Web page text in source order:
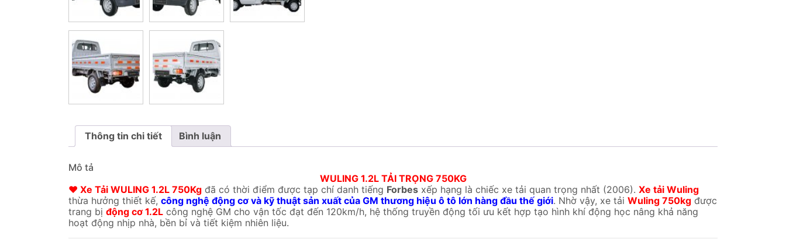
Thông tin chi tiết Bình luận
Mô tả
WULING 1.2L TẢI TRỌNG 750KG
♥ Xe Tải WULING 1.2L 750Kg đã có thời điểm được tạp chí danh tiếng Forbes xếp hạng là chiếc xe tải quan trọng nhất (2006). Xe tải Wuling
thừa hưởng thiết kế, công nghệ động cơ và kỹ thuật sản xuất của GM thương hiệu ô tô lớn hàng đầu thế giới. Nhờ vậy, xe tải Wuling 750kg được
trang bị động cơ 1.2L công nghệ GM cho vận tốc đạt đến 120km/h, hệ thống truyền động tối ưu kết hợp tạo hình khí động học nâng khả năng
hoạt động nhịp nhà, bền bỉ và tiết kiệm nhiên liệu.